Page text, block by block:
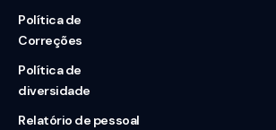
Política de
Correções
Política de
diversidade
Relatório de pessoal